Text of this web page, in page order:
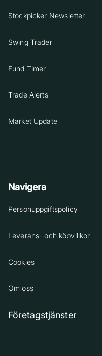
Stockpicker Newsletter
Swing Trader
Fund Timer
Trade Alerts
Market Update
Navigera
Personuppgiftspolicy
Leverans- och köpvillkor
Cookies
Om oss
Företagstjänster